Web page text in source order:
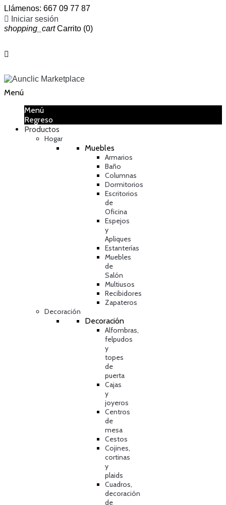
Llámenos: 667 09 77 87

Iniciar sesión
shopping_cart Carrito (0)

Menú
Menú
Regreso
Productos
Hogar
Muebles
Armarios
Baño
Columnas
Dormitorios
Escritorios
de
Oficina
Espejos
y
Apliques
Estanterías
Muebles
de
Salón
Multiusos
Recibidores
Zapateros
Decoración
Decoración
Alfombras,
felpudos
y
topes
de
puerta
Cajas
y
joyeros
Centros
de
mesa
Cestos
Cojines,
cortinas
y
plaids
Cuadros,
decoración
de